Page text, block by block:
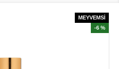
MEYVEMSİ
-6 %